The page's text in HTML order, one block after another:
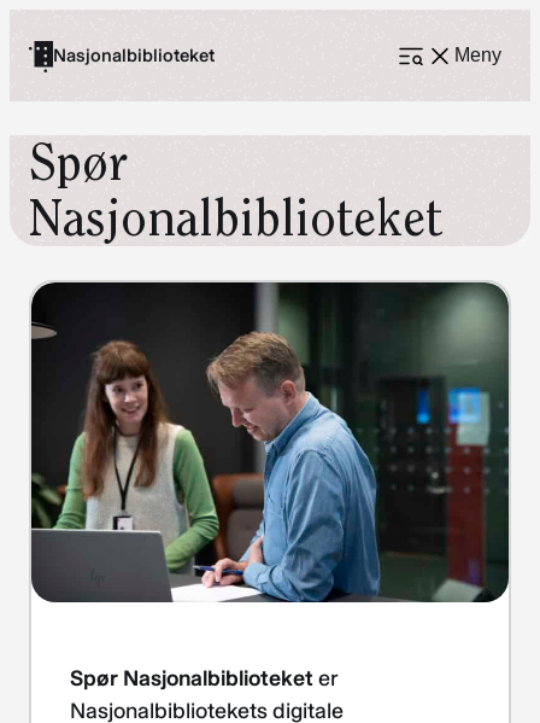
Nasjonalbiblioteket Meny
Åpne
Spør
Nasjonalbiblioteket
Spør Nasjonalbiblioteketer
Nasjonalbibliotekets digitale